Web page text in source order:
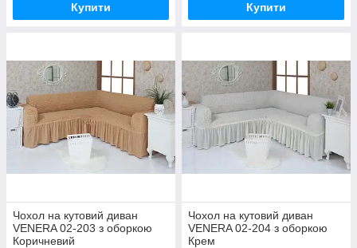
Купити Купити
Чохол на кутовий диван
VENERA 02-203 з оборкою
Коричневий
Чохол на кутовий диван
VENERA 02-204 з оборкою
Крем